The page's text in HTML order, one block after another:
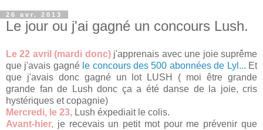
26 avr. 2013
Le jour ou j'ai gagné un concours Lush.
Le 22 avril (mardi donc)j'apprenais avec une joie suprême
que j'avais gagné le concours des 500 abonnées de Lyl... Et
que j'avais donc gagné un lot LUSH ( moi être grande
grande fan de Lush donc ça a été danse de la joie, cris
hystériques et copagnie)
Mercredi, le 23, Lush éxpediait le colis.
Avant-hier, je recevais un petit mot pour me prévenir que